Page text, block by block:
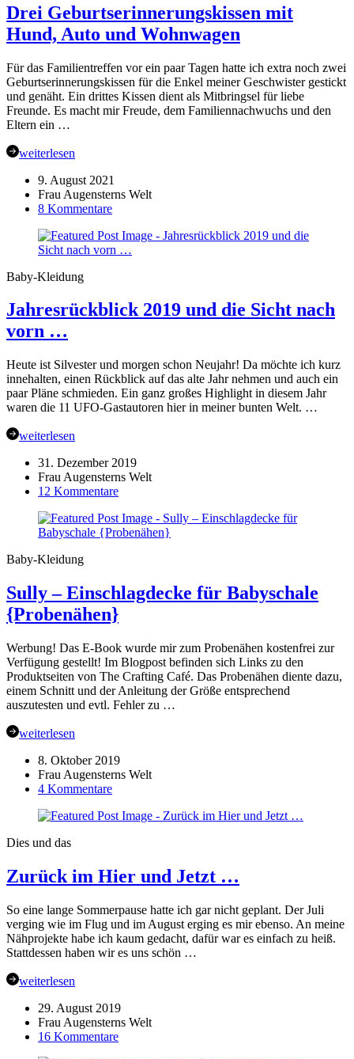
Ausflug
nach
Frankfurt
Main
Drei Geburtserinnerungskissen mit
Hund, Auto und Wohnwagen
Für das Familientreffen vor ein paar Tagen hatte ich extra noch zwei
Geburtserinnerungskissen für die Enkel meiner Geschwister gestickt
und genäht. Ein drittes Kissen dient als Mitbringsel für liebe
Freunde. Es macht mir Freude, dem Familiennachwuchs und den
Eltern ein …
weiterlesen
9. August 2021
Frau Augensterns Welt
8 Kommentarezu
Geburtserinnerungskissen
mit
Wohnwagen
Baby-Kleidung
Jahresrückblick 2019 und die Sicht nach
vorn …
Heute ist Silvester und morgen schon Neujahr! Da möchte ich kurz
innehalten, einen Rückblick auf das alte Jahr nehmen und auch ein
paar Pläne schmieden. Ein ganz großes Highlight in diesem Jahr
waren die 11 UFO-Gastautoren hier in meiner bunten Welt. …
weiterlesen
31. Dezember 2019
Frau Augensterns Welt
12 Kommentarezu
2019
und
vorn
…
Baby-Kleidung
Sully – Einschlagdecke für Babyschale
{Probenähen}
Werbung! Das E-Book wurde mir zum Probenähen kostenfrei zur
Verfügung gestellt! Im Blogpost befinden sich Links zu den
Produktseiten von The Crafting Café. Das Probenähen diente dazu,
einem Schnitt und der Anleitung der Größe entsprechend
auszutesten und evtl. Fehler zu …
weiterlesen
8. Oktober 2019
Frau Augensterns Welt
4 Kommentarezu
–
{Probenähen}
Dies und das
Zurück im Hier und Jetzt …
So eine lange Sommerpause hatte ich gar nicht geplant. Der Juli
verging wie im Flug und im August erging es mir ebenso. An meine
Nähprojekte habe ich kaum gedacht, dafür war es einfach zu heiß.
Stattdessen haben wir es uns schön …
weiterlesen
29. August 2019
Frau Augensterns Welt
16 Kommentarezu